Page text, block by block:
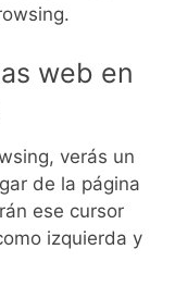
web en
verás un
de la página
ese cursor
izquierda y